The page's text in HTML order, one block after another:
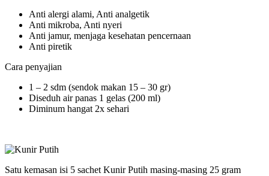
Anti alergi alami, Anti analgetik
Anti mikroba, Anti nyeri
Anti jamur, menjaga kesehatan pencernaan
Anti piretik
Cara penyajian
1 – 2 sdm (sendok makan 15 – 30 gr)
Diseduh air panas 1 gelas (200 ml)
Diminum hangat 2x sehari
Satu kemasan isi 5 sachet Kunir Putih masing-masing 25 gram